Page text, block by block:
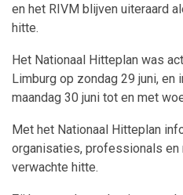
en het RIVM blijven uiteraard
hitte.
Het Nationaal Hitteplan was
Limburg op zondag 29 juni, en
maandag 30 juni tot en met
Met het Nationaal Hitteplan
organisaties, professionals
verwachte hitte.